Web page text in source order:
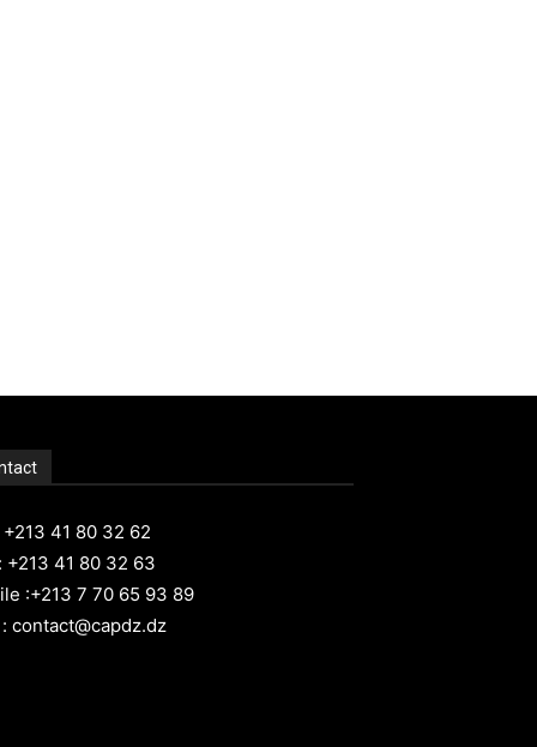
41 80 32 62
+213 41 80 32 63
:+213 7 70 65 93 89
contact@capdz.dz